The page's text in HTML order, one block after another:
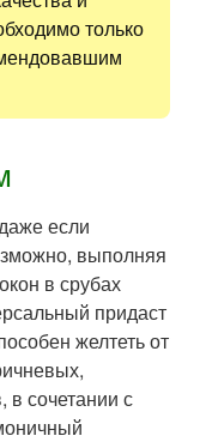
только
если
выполняя
в срубах
придаст
желтеть от
сочетании с